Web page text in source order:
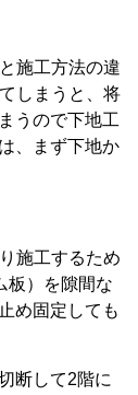
施工方法の違
しまうと、将
うので下地工
、まず下地か
施工するため
板）を隙間な
め固定しても
断して2階に